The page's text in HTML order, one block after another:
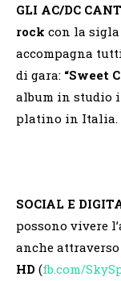
GLI AC/DC
rock con la
accompagna
di gara: “Sweet
album in studio
platino in Italia.
SOCIAL E
possono vivere
anche
HD (fb.com/